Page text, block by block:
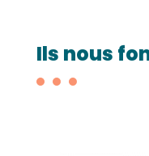
Ils nous